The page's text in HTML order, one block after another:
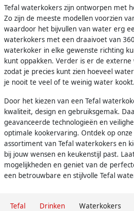
Tefal Drinken Waterkokers
Tefal waterkokers zijn ontworpen met
Zo zijn de meeste modellen voorzien
waardoor het bijvullen van water erg
waterkokers met een draaivoet van
waterkoker in elke gewenste richting
kunt oppakken. Verder is er de
zodat je precies kunt zien hoeveel
je nooit te veel of te weinig water kookt.
Door het kiezen van een Tefal
kwaliteit, design en gebruiksgemak.
geavanceerde technologieën en
optimale kookervaring. Ontdek op
assortiment van Tefal waterkokers en
bij jouw wensen en keukenstijl past.
mogelijkheden en geniet van de
een betrouwbare en stijlvolle Tefal